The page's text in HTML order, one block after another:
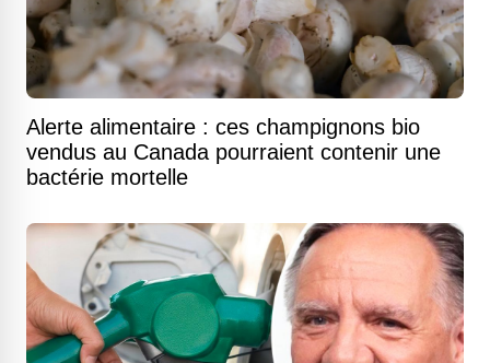
Alerte alimentaire : ces champignons bio
vendus au Canada pourraient contenir une
bactérie mortelle